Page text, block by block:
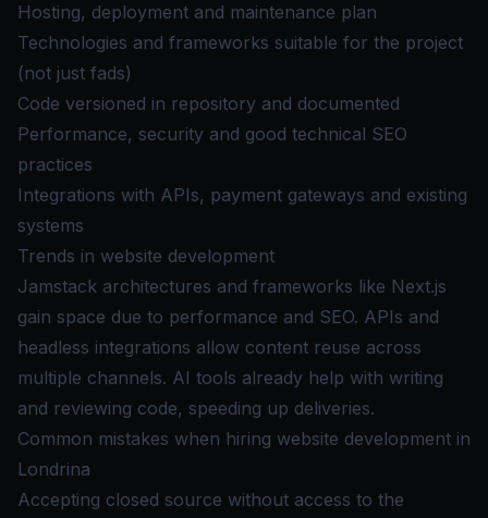
Hosting, deployment and maintenance plan
Technologies and frameworks suitable for the project
(not just fads)
Code versioned in repository and documented
Performance, security and good technical SEO
practices
Integrations with APIs, payment gateways and existing
systems
Trends in website development
Jamstack architectures and frameworks like Next.js
gain space due to performance and SEO. APIs and
headless integrations allow content reuse across
multiple channels. AI tools already help with writing
and reviewing code, speeding up deliveries.
Common mistakes when hiring website development in
Londrina
Accepting closed source without access to the